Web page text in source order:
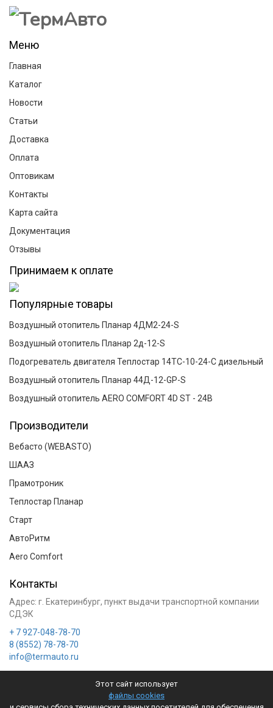
Меню
Главная
Каталог
Новости
Статьи
Доставка
Оплата
Оптовикам
Контакты
Карта сайта
Документация
Отзывы
Принимаем к оплате
Популярные товары
Воздушный отопитель Планар 4ДМ2-24-S
Воздушный отопитель Планар 2д-12-S
Подогреватель двигателя Теплостар 14ТС-10-24-С дизельный
Воздушный отопитель Планар 44Д-12-GP-S
Воздушный отопитель AERO COMFORT 4D ST - 24В
Производители
Вебасто (WEBASTO)
ШААЗ
Прамотроник
Теплостар Планар
Старт
АвтоРитм
Aero Comfort
Контакты
Адрес: г. Екатеринбург, пункт выдачи транспортной компании
СДЭК
+ 7 927-048-78-70
8 (8552) 78-78-70
info@termauto.ru
Этот сайт использует
файлы cookies